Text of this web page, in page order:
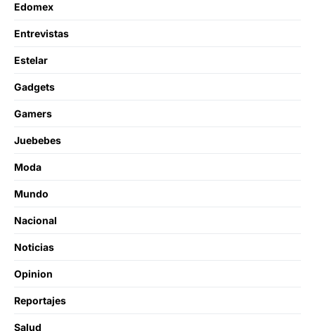
Edomex
Entrevistas
Estelar
Gadgets
Gamers
Juebebes
Moda
Mundo
Nacional
Noticias
Opinion
Reportajes
Salud